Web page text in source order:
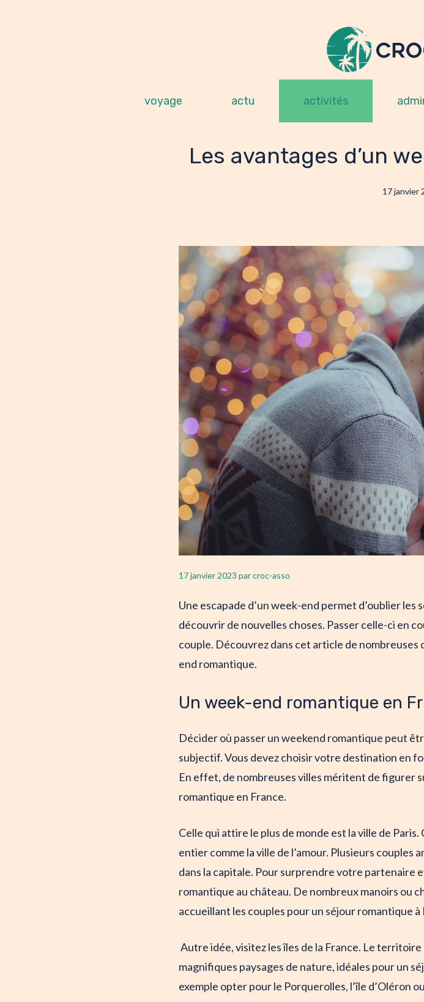
voyage actu activités
Les avantages d’un
17 janvier
17 janvier 2023 parcroc-asso
Une escapade d’un week-end permet d’oublier
découvrir de nouvelles choses. Passer celle-ci en
couple. Découvrez dans cet article de
end romantique.
Un week-end romantique en
Décider où passer un weekend romantique peut
subjectif. Vous devez choisir votre destination en
En effet, de nombreuses villes méritent de figurer
romantique en France.
Celle qui attire le plus de monde est la ville de
entier comme la ville de l’amour. Plusieurs
dans la capitale. Pour surprendre votre partenaire
romantique au château. De nombreux manoirs ou
accueillant les couples pour un séjour romantique à
Autre idée, visitez les îles de la France. Le
magnifiques paysages de nature, idéales pour un
exemple opter pour le Porquerolles, l’île d’Oléron